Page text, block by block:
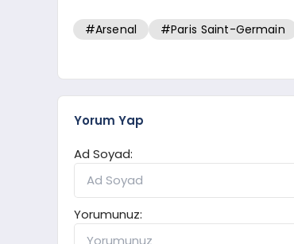
#Arsenal #Paris Saint-Germain
Yorum Yap
Ad Soyad:
Yorumunuz: